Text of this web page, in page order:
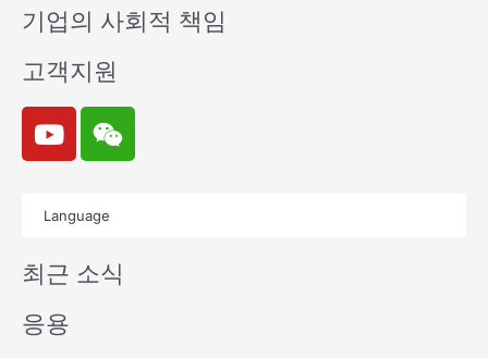
기업의 사회적 책임
고객지원
Y
o
u
e
W
e
i
n
Language
최근 소식
응용